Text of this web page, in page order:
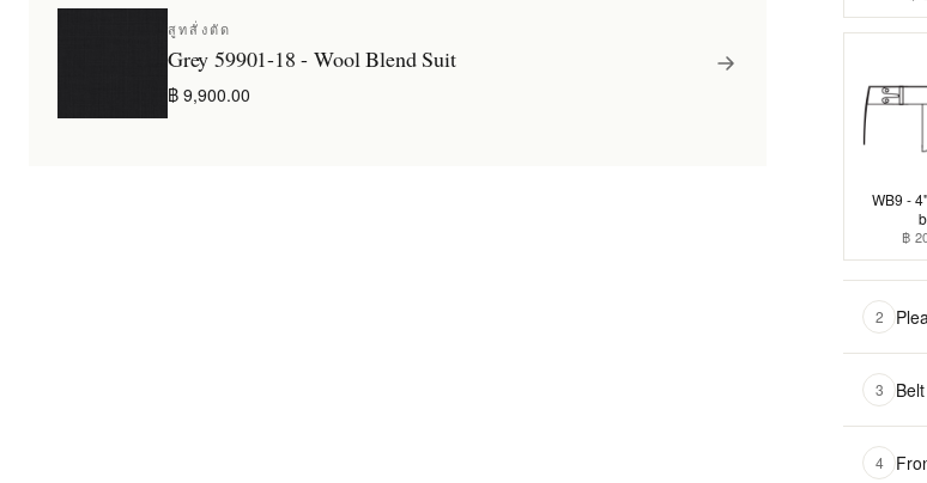
สูทสั่งตัด
Grey 59901-18 - Wool Blend Suit
฿ 9,900.00
WB9 -
฿
2
3
4